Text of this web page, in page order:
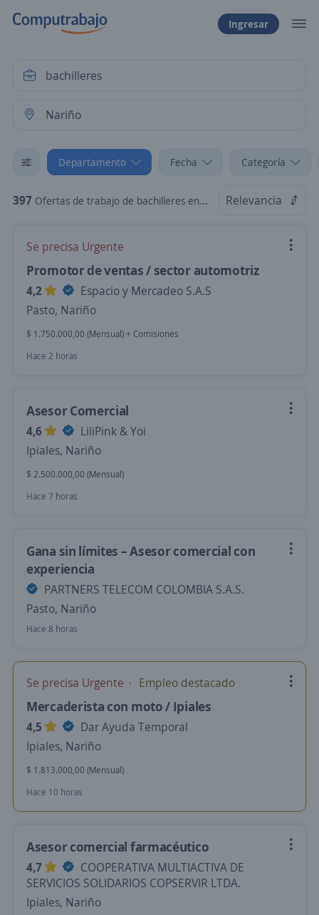
Ingresar
Departamento Fecha Categoría
397 Ofertas de trabajo de bachilleres en Nariño Relevancia
Se precisa Urgente
Promotor de ventas / sector automotriz
4,2
Espacio y Mercadeo S.A.S
Pasto, Nariño
$ 1.750.000,00 (Mensual) + Comisiones
Hace 2 horas
Asesor Comercial
4,6
LiliPink & Yoi
Ipiales, Nariño
$ 2.500.000,00 (Mensual)
Hace 7 horas
Gana sin límites – Asesor comercial con
experiencia
PARTNERS TELECOM COLOMBIA S.A.S.
Pasto, Nariño
Hace 8 horas
Se precisa Urgente Empleo destacado
Mercaderista con moto / Ipiales
4,5
Dar Ayuda Temporal
Ipiales, Nariño
$ 1.813.000,00 (Mensual)
Hace 10 horas
Asesor comercial farmacéutico
4,7
COOPERATIVA MULTIACTIVA DE
SERVICIOS SOLIDARIOS COPSERVIR LTDA.
Ipiales, Nariño